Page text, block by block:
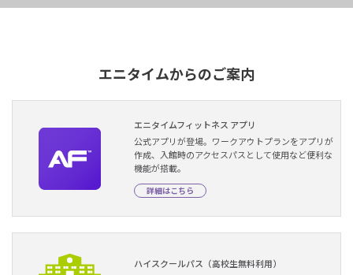
エニタイムからのご案内
エニタイムフィットネス アプリ
公式アプリが登場。ワークアウトプランをアプリが
作成、入館時のアクセスパスとして使用など便利な
機能が搭載。
詳細はこちら
ハイスクールパス（高校生無料利用）